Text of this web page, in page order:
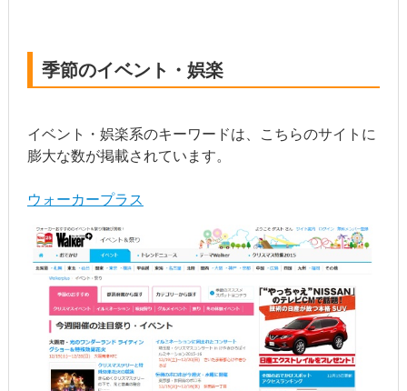
季節のイベント・娯楽
イベント・娯楽系のキーワードは、こちらのサイトに
膨大な数が掲載されています。
ウォーカープラス